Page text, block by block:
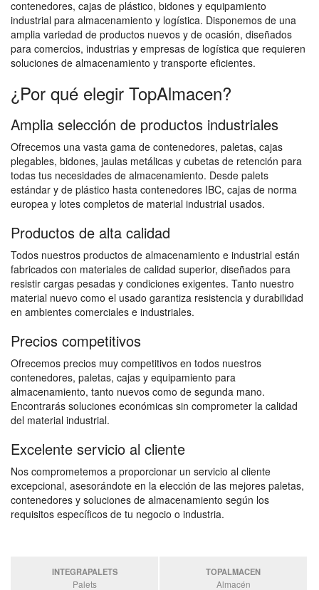
contenedores, cajas de plástico, bidones y equipamiento
industrial para almacenamiento y logística. Disponemos de una
amplia variedad de productos nuevos y de ocasión, diseñados
para comercios, industrias y empresas de logística que requieren
soluciones de almacenamiento y transporte eficientes.
¿Por qué elegir TopAlmacen?
Amplia selección de productos industriales
Ofrecemos una vasta gama de contenedores, paletas, cajas
plegables, bidones, jaulas metálicas y cubetas de retención para
todas tus necesidades de almacenamiento. Desde palets
estándar y de plástico hasta contenedores IBC, cajas de norma
europea y lotes completos de material industrial usados.
Productos de alta calidad
Todos nuestros productos de almacenamiento e industrial están
fabricados con materiales de calidad superior, diseñados para
resistir cargas pesadas y condiciones exigentes. Tanto nuestro
material nuevo como el usado garantiza resistencia y durabilidad
en ambientes comerciales e industriales.
Precios competitivos
Ofrecemos precios muy competitivos en todos nuestros
contenedores, paletas, cajas y equipamiento para
almacenamiento, tanto nuevos como de segunda mano.
Encontrarás soluciones económicas sin comprometer la calidad
del material industrial.
Excelente servicio al cliente
Nos comprometemos a proporcionar un servicio al cliente
excepcional, asesorándote en la elección de las mejores paletas,
contenedores y soluciones de almacenamiento según los
requisitos específicos de tu negocio o industria.
INTEGRAPALETS
Palets
TOPALMACEN
Almacén